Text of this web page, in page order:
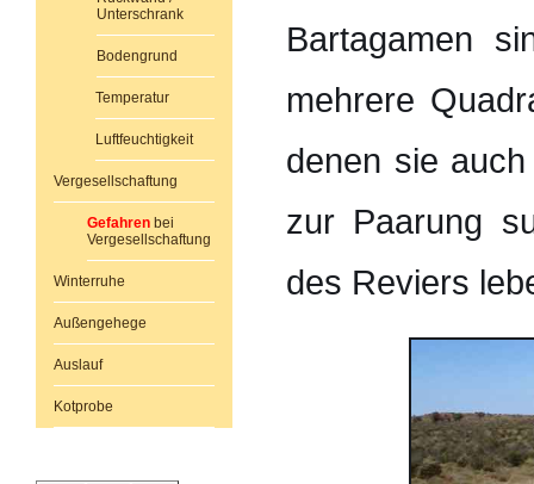
Bartagamen
mehrere
denen sie
zur Paarung
des Reviers
Unterschrank
Bodengrund
Temperatur
Luftfeuchtigkeit
Vergesellschaftung
Gefahren bei
Vergesellschaftung
Winterruhe
Außengehege
Auslauf
Kotprobe